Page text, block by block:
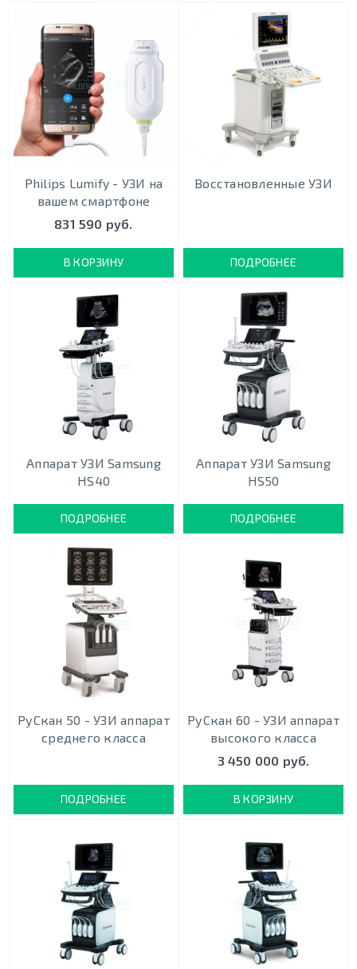
Philips Lumify - УЗИ на
вашем смартфоне
831 590 руб.
В КОРЗИНУ
Восстановленные УЗИ
ПОДРОБНЕЕ
Аппарат УЗИ Samsung
HS40
ПОДРОБНЕЕ
Аппарат УЗИ Samsung
HS50
ПОДРОБНЕЕ
РуСкан 50 - УЗИ аппарат
среднего класса
ПОДРОБНЕЕ
РуСкан 60 - УЗИ аппарат
высокого класса
3 450 000 руб.
В КОРЗИНУ